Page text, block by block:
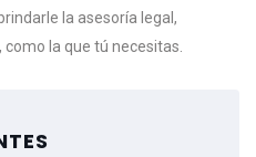
la asesoría legal,
la que tú necesitas.